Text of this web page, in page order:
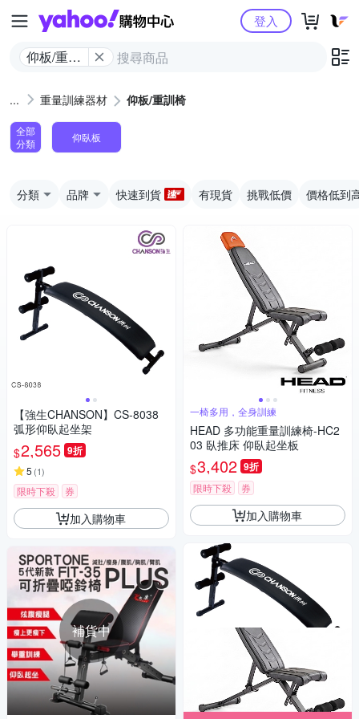
Yahoo購物中心
仰板/重訓
登入
重量訓練器材 仰板/重訓椅
全部
分類
仰臥板
分類 品牌 快速到貨 有現貨 挑戰低價 價格低到
【強生CHANSON】CS-8038
弧形仰臥起坐架
$2,565 9折
5 (1)
限時下殺 券
加入購物車
補貨中
一椅多用，全身訓練
HEAD 多功能重量訓練椅-HC2
03 臥推床 仰臥起坐板
$3,402 9折
限時下殺 券
加入購物車